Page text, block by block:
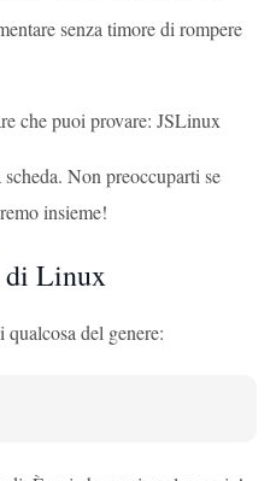
senza timore di rompere
che puoi provare: JSLinux
Non preoccuparti se
insieme!
di Linux
del genere: